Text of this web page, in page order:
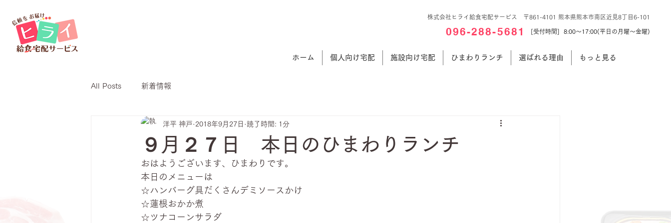
株式会社ヒライ給食宅配サービス 〒861-4101 熊本県熊本市南区近見8丁目6-101
096-288-5681 [受付時間] 8:00～17:00(平日の月曜～金曜)
ホーム 個人向け宅配 施設向け宅配 ひまわりランチ 選ばれる理由 もっと見る
All Posts 新着情報
９月２７日 本日のひまわりランチ
洋平 神戸 2018年9月27日 読了時間: 1分
おはようございます、ひまわりです。
本日のメニューは
☆ハンバーグ具だくさんデミソースかけ
☆蓮根おかか煮
☆ツナコーンサラダ